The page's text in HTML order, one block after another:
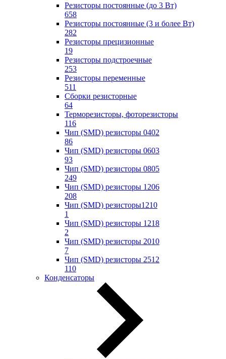
Резисторы постоянные (до 3 Вт)
658
Резисторы постоянные (3 и более Вт)
282
Резисторы прецизионные
19
Резисторы подстроечные
253
Резисторы переменные
511
Сборки резисторные
64
Терморезисторы, фоторезисторы
116
Чип (SMD) резисторы 0402
86
Чип (SMD) резисторы 0603
93
Чип (SMD) резисторы 0805
249
Чип (SMD) резисторы 1206
208
Чип (SMD) резисторы1210
1
Чип (SMD) резисторы 1218
2
Чип (SMD) резисторы 2010
7
Чип (SMD) резисторы 2512
110
Конденсаторы